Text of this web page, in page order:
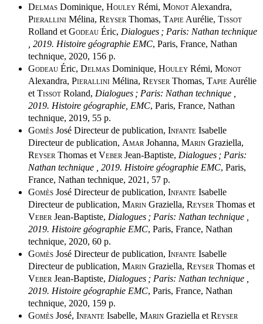
Delmas Dominique, Houley Rémi, Monot Alexandra,
Pierallini Mélina, Reyser Thomas, Tapie Aurélie, Tissot
Rolland et Godeau Éric, Dialogues ; Paris: Nathan technique
, 2019. Histoire géographie EMC, Paris, France, Nathan
technique, 2020, 156 p.
Godeau Éric, Delmas Dominique, Houley Rémi, Monot
Alexandra, Pierallini Mélina, Reyser Thomas, Tapie Aurélie
et Tissot Roland, Dialogues ; Paris: Nathan technique ,
2019. Histoire géographie, EMC, Paris, France, Nathan
technique, 2019, 55 p.
Gomès José Directeur de publication, Infante Isabelle
Directeur de publication, Amar Johanna, Marin Graziella,
Reyser Thomas et Veber Jean-Baptiste, Dialogues ; Paris:
Nathan technique , 2019. Histoire géographie EMC, Paris,
France, Nathan technique, 2021, 57 p.
Gomès José Directeur de publication, Infante Isabelle
Directeur de publication, Marin Graziella, Reyser Thomas et
Veber Jean-Baptiste, Dialogues ; Paris: Nathan technique ,
2019. Histoire géographie EMC, Paris, France, Nathan
technique, 2020, 60 p.
Gomès José Directeur de publication, Infante Isabelle
Directeur de publication, Marin Graziella, Reyser Thomas et
Veber Jean-Baptiste, Dialogues ; Paris: Nathan technique ,
2019. Histoire géographie EMC, Paris, France, Nathan
technique, 2020, 159 p.
Gomès José, Infante Isabelle, Marin Graziella et Reyser